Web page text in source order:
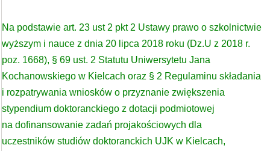
Na podstawie art. 23 ust 2 pkt 2 Ustawy prawo o szkolnictwie
wyższym i nauce z dnia 20 lipca 2018 roku (Dz.U z 2018 r.
poz. 1668), § 69 ust. 2 Statutu Uniwersytetu Jana
Kochanowskiego w Kielcach oraz § 2 Regulaminu składania
i rozpatrywania wniosków o przyznanie zwiększenia
stypendium doktoranckiego z dotacji podmiotowej
na dofinansowanie zadań projakościowych dla
uczestników studiów doktoranckich UJK w Kielcach,